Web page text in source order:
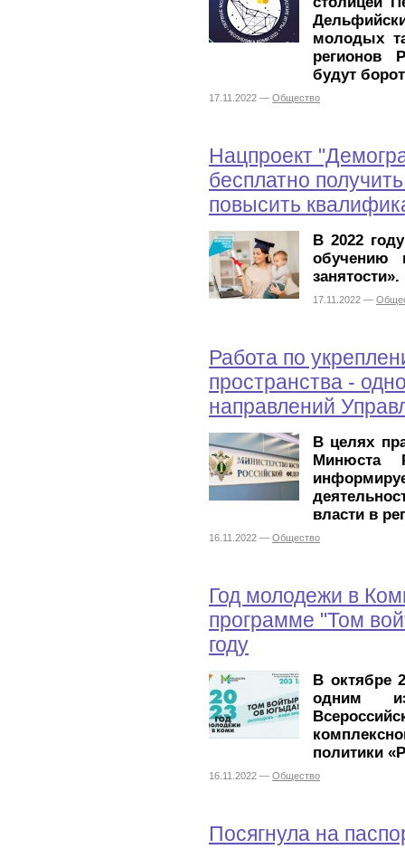
молодых
регионов
будут
17.11.2022 — Общество
Нацпроект
бесплатно
повысить
В 2022
обучению
занятости».
17.11.2022 —
Работа по
пространства -
направлений
В целях
Минюста
власти в
16.11.2022 — Общество
Год молодежи в
программе "Том
году
В октябре
одним из
политики
16.11.2022 — Общество
Посягнула на